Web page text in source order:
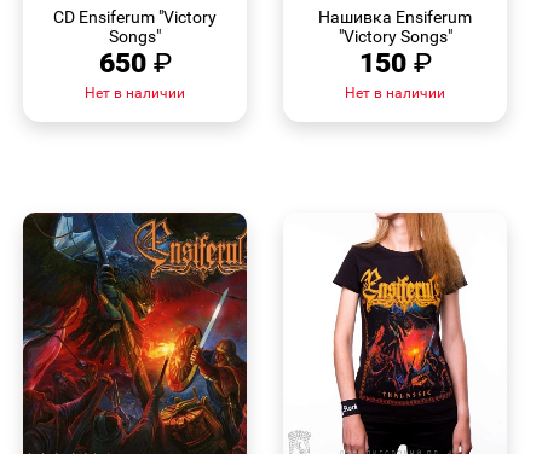
CD Ensiferum "Victory
Songs"
650 ₽
Нет в наличии
Нашивка Ensiferum
"Victory Songs"
150 ₽
Нет в наличии